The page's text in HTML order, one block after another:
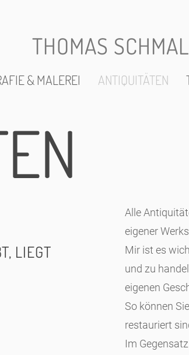
THOMAS
& MALEREI ANTIQUITÄTEN
LIEGT
Alle
eigener
Mir ist es
und zu
eigenen
So können
restauriert
Im